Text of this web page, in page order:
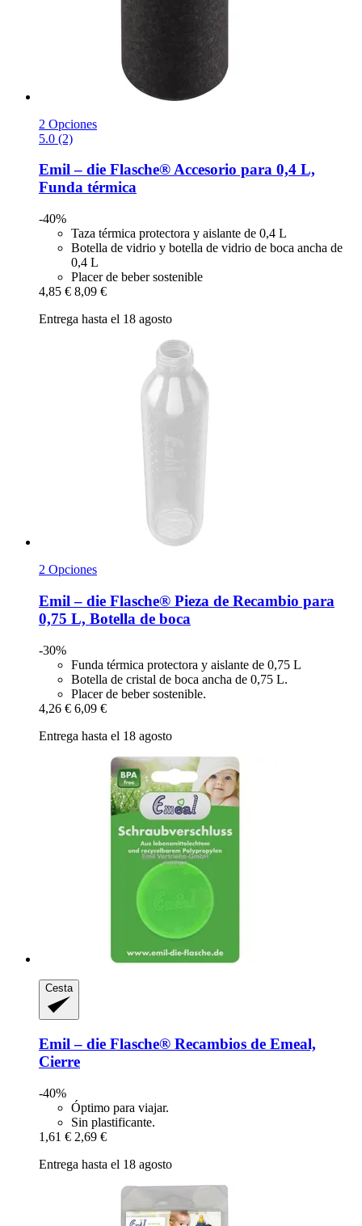
2 Opciones
5.0 (2)
Emil – die Flasche®Accesorio para 0,4 L,
Funda térmica
-40%
Taza térmica protectora y aislante de 0,4 L
Botella de vidrio y botella de vidrio de boca ancha de
0,4 L
Placer de beber sostenible
4,85 € 8,09 €
Entrega hasta el 18 agosto
2 Opciones
Emil – die Flasche® Pieza de Recambio para
0,75 L, Botella de boca
-30%
Funda térmica protectora y aislante de 0,75 L
Botella de cristal de boca ancha de 0,75 L.
Placer de beber sostenible.
4,26 € 6,09 €
Entrega hasta el 18 agosto
Cesta
Emil – die Flasche® Recambios de Emeal,
Cierre
-40%
Óptimo para viajar.
Sin plastificante.
1,61 € 2,69 €
Entrega hasta el 18 agosto